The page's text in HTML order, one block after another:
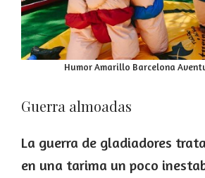
Humor Amarillo Barcelona
Guerra almoadas
La guerra de gladiadores
en una tarima un poco